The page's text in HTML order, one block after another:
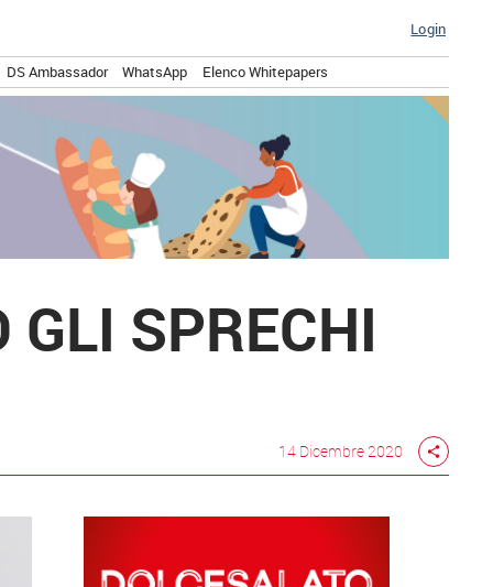
Login
DS Ambassador WhatsApp Elenco Whitepapers
GLI SPRECHI
14 Dicembre 2020 share